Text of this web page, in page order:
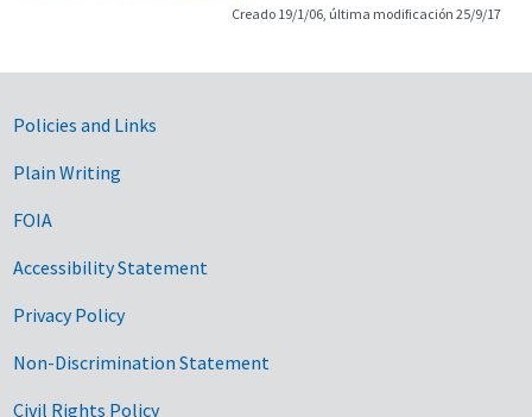
Creado 19/1/06, última modificación 25/9/17
Government Links
Policies and Links
Plain Writing
FOIA
Accessibility Statement
Privacy Policy
Non-Discrimination Statement
Civil Rights Policy